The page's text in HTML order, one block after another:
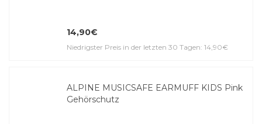
14,90€
Niedrigster Preis in der letzten 30 Tagen: 14,90€
ALPINE MUSICSAFE EARMUFF KIDS Pink
Gehörschutz